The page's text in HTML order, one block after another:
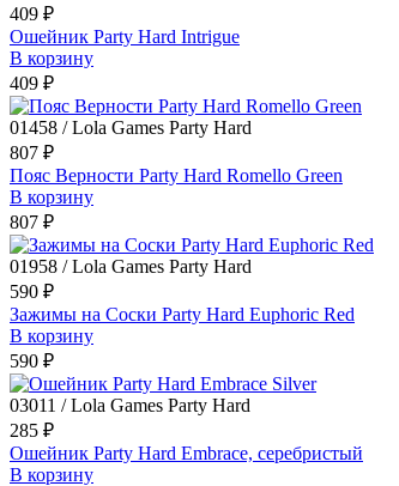
409 ₽
Ошейник Party Hard Intrigue
В корзину
409 ₽
01458 / Lola Games Party Hard
807 ₽
Пояс Верности Party Hard Romello Green
В корзину
807 ₽
01958 / Lola Games Party Hard
590 ₽
Зажимы на Cоски Party Hard Euphoric Red
В корзину
590 ₽
03011 / Lola Games Party Hard
285 ₽
Ошейник Party Hard Embrace, серебристый
В корзину